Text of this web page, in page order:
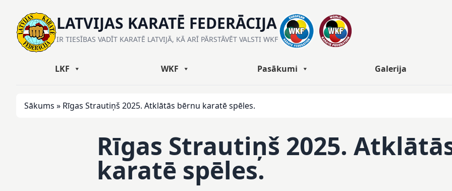
LATVIJAS KARATĒ FEDERĀCIJA
IR TIESĪBAS VADĪT KARATĒ LATVIJĀ, KĀ ARĪ PĀRSTĀVĒT VALSTI WKF
LKF WKF Pasākumi Galerija
Sākums » Rīgas Strautiņš 2025. Atklātās bērnu karatē spēles.
Rīgas Strautiņš 2025.
karatē spēles.